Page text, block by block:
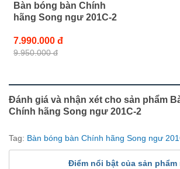
Bàn bóng bàn Chính
hãng Song ngư 201C-2
7.990.000 đ
9.950.000 đ
Đánh giá và nhận xét cho sản phẩm
Chính hãng Song ngư 201C-2
Tag: Bàn bóng bàn Chính hãng Song ngư
Điểm nổi bật của sản phẩm